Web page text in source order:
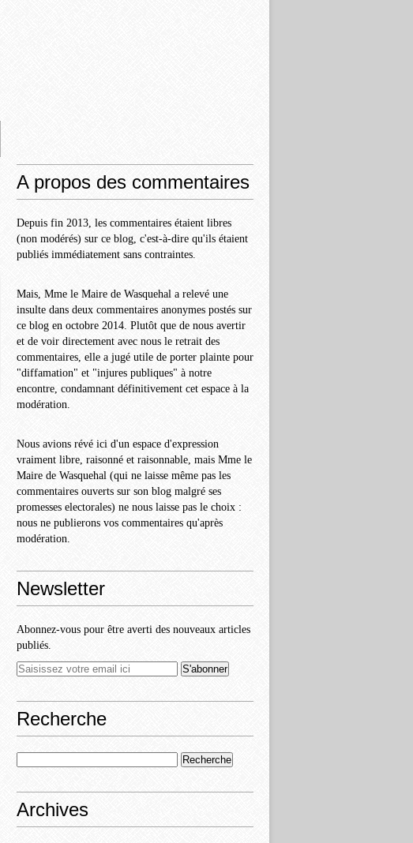
A propos des commentaires
Depuis fin 2013, les commentaires étaient libres
(non modérés) sur ce blog, c'est-à-dire qu'ils étaient
publiés immédiatement sans contraintes.
Mais, Mme le Maire de Wasquehal a relevé une
insulte dans deux commentaires anonymes postés sur
ce blog en octobre 2014. Plutôt que de nous avertir
et de voir directement avec nous le retrait des
commentaires, elle a jugé utile de porter plainte pour
"diffamation" et "injures publiques" à notre
encontre, condamnant définitivement cet espace à la
modération.
Nous avions révé ici d'un espace d'expression
vraiment libre, raisonné et raisonnable, mais Mme le
Maire de Wasquehal (qui ne laisse même pas les
commentaires ouverts sur son blog malgré ses
promesses electorales) ne nous laisse pas le choix :
nous ne publierons vos commentaires qu'après
modération.
Newsletter
Abonnez-vous pour être averti des nouveaux articles
publiés.
Recherche
Archives